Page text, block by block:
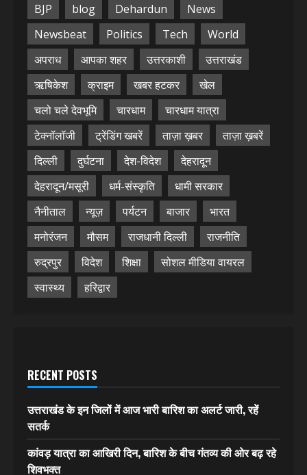
BJP blog Dehardun
News
Newsbeat
Politics Tech
World
अपराध
आपका शहर उत्तरकाशी
उत्तराखंड
ऋषिकेश
क्राइम खबर हटकर
खेल
चलो चले देवभूमि
चारधाम
चारधाम यात्रा
टेक्नॉलॉजी
ट्रेंडिंग खबरें ताज़ा ख़बर
ताज़ा ख़बरें
दिल्ली
दुर्घटना देश-विदेश
देहरादून
देहरादून/मसूरी
धर्म-संस्कृति
धामी सरकार
नैनीताल
न्यूज़ पर्यटन बाजार
भारत
मनोरंजन
मौसम राजधानी दिल्ली
राजनीति
रुद्रपुर
विदेश शिक्षा
सोशल मीडिया वायरल
स्वास्थ्य
हरिद्वार
RECENT POSTS
उत्तराखंड के इन जिलों में आज भारी बारिश का अलर्ट जारी, रहें
सतर्क
कांवड़ यात्रा का आखिरी दिन, बारिश के बीच गंतव्य की ओर बढ़ रहे
शिवभक्त